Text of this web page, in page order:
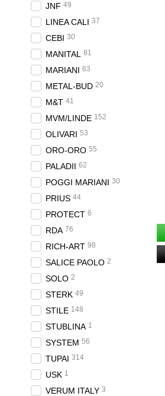
JNF 49
LINEA CALI 37
CEBI 30
MANITAL 81
MARIANI 63
METAL-BUD 20
M&T 41
MVM/LINDE 152
OLIVARI 53
ORO-ORO 55
PALADII 62
POGGI MARIANI 30
PRIUS 44
PROTECT 6
RDA 76
RICH-ART 98
SALICE PAOLO 2
SOLO 2
STERK 49
STILE 148
STUBLINA 1
SYSTEM 56
TUPAI 314
USK 1
VERUM ITALY 3